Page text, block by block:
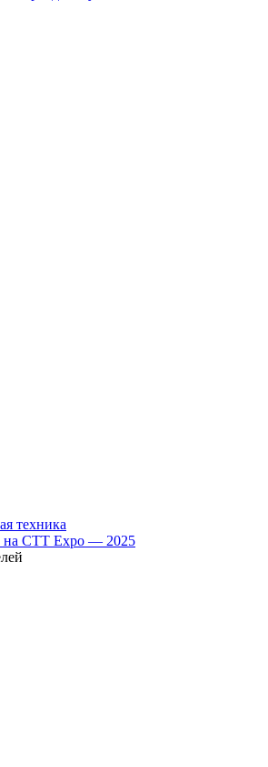
техника
на СТТ Expo — 2025